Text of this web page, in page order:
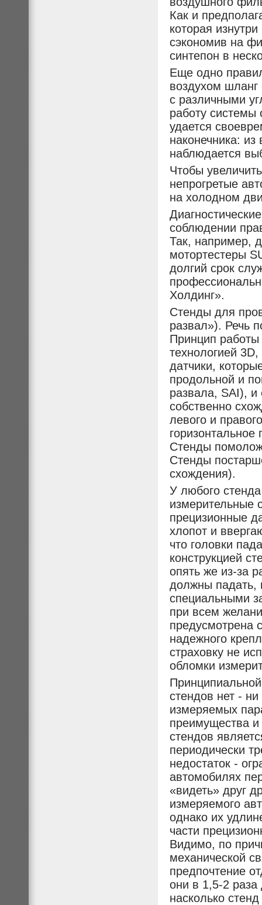
Как и
которая
сэкономив на
синтепон в
Еще одно
воздухом шланг
с различными
работу системы
удается
наконечника:
наблюдается
Чтобы
непрогретые
на холодном
соблюдении
Так, например,
мотортестеры
долгий срок
Холдинг».
Стенды для
развал»). Речь
Принцип работы
технологией
датчики,
продольной и
развала, SAI), и
собственно
левого и
Стенды
Стенды
схождения).
У любого
измерительные
прецизионные
хлопот и
что головки
конструкцией
опять же из-за
должны падать,
специальными
при всем
предусмотрена
надежного
страховку не
обломки
стендов нет -
измеряемых
преимущества и
стендов
периодически
недостаток -
автомобилях
«видеть» друг
измеряемого
однако их
части
Видимо, по
механической
предпочтение
они в 1,5-2 раза
насколько